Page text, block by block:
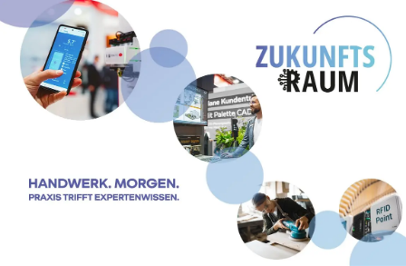
Jetzt Aussteller werden
search